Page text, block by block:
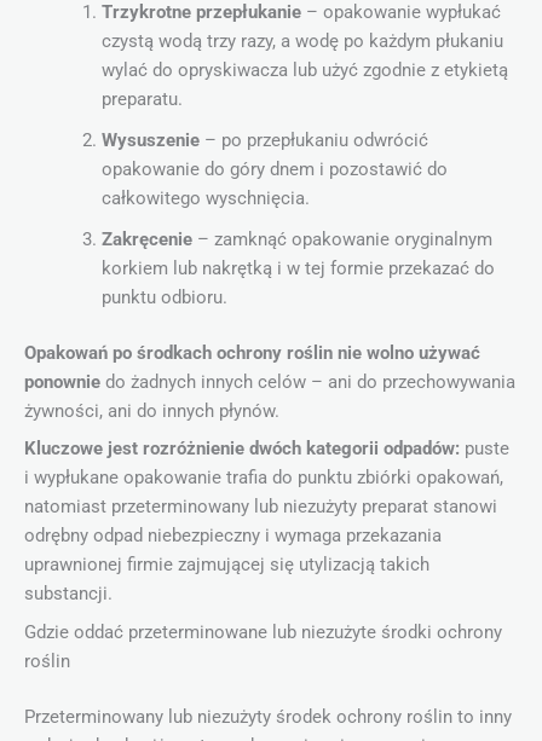
Trzykrotne przepłukanie– opakowanie wypłukać
czystą wodą trzy razy, a wodę po każdym płukaniu
wylać do opryskiwacza lub użyć zgodnie z etykietą
preparatu.
Wysuszenie– po przepłukaniu odwrócić
opakowanie do góry dnem i pozostawić do
całkowitego wyschnięcia.
Zakręcenie– zamknąć opakowanie oryginalnym
korkiem lub nakrętką i w tej formie przekazać do
punktu odbioru.
Opakowań po środkach ochrony roślin nie wolno używać
ponownie do żadnych innych celów – ani do przechowywania
żywności, ani do innych płynów.
Kluczowe jest rozróżnienie dwóch kategorii odpadów: puste
i wypłukane opakowanie trafia do punktu zbiórki opakowań,
natomiast przeterminowany lub niezużyty preparat stanowi
odrębny odpad niebezpieczny i wymaga przekazania
uprawnionej firmie zajmującej się utylizacją takich
substancji.
Gdzie oddać przeterminowane lub niezużyte środki ochrony
roślin
Przeterminowany lub niezużyty środek ochrony roślin to inny